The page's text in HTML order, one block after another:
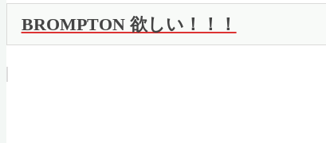
BROMPTON 欲しい！！！